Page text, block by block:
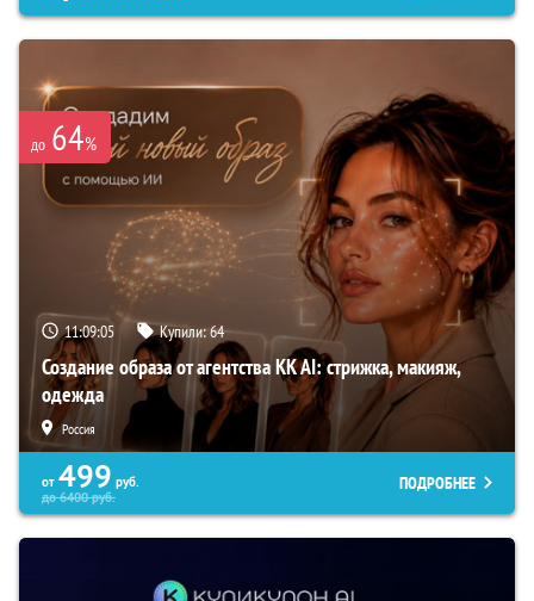
до 64%
11:09:03 Купили:64
Создание образа от агентства KK AI: стрижка, макияж,
одежда
Россия
от 499 руб.
до6400руб.
ПОДРОБНЕЕ